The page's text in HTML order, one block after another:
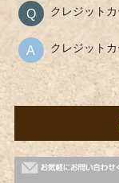
クレジット
クレジット